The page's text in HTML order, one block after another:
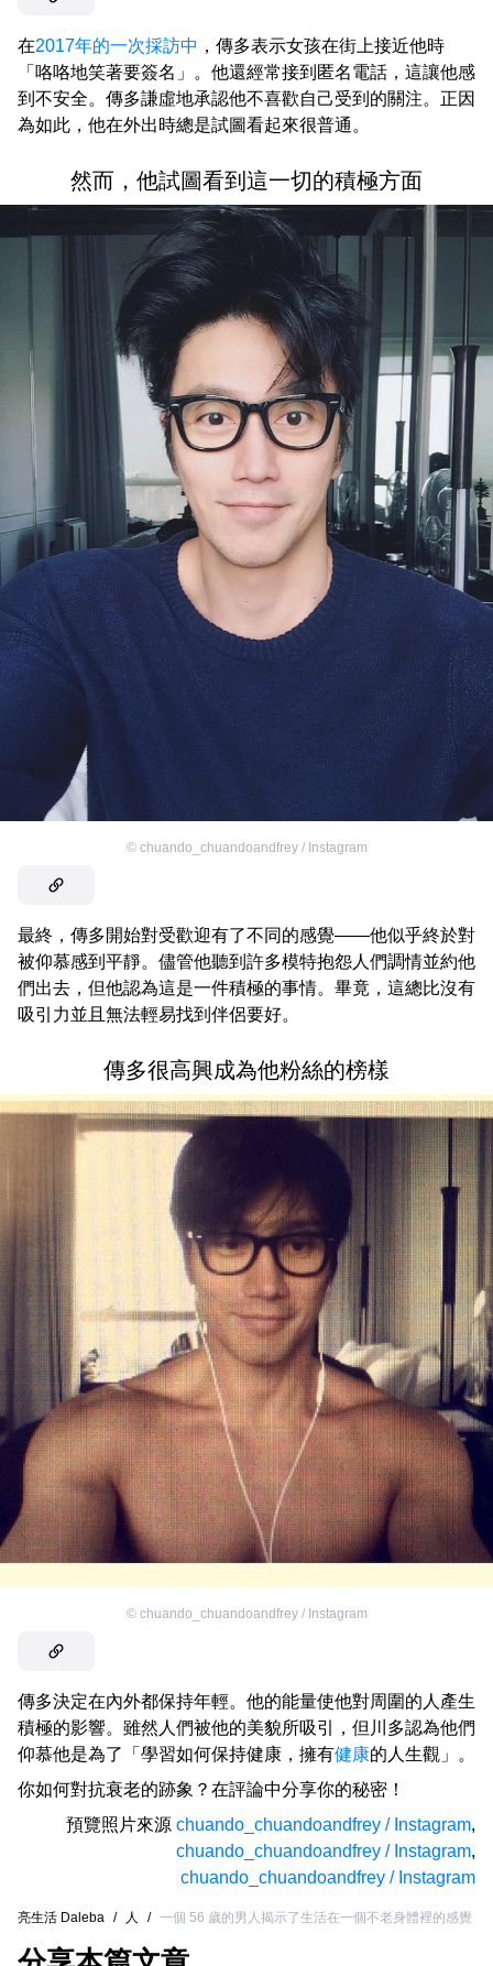
在2017年的一次採訪中 ，傳多表示女孩在街上接近他時
「咯咯地笑著要簽名」。他還經常接到匿名電話，這讓他感
到不安全。傳多謙虛地承認他不喜歡自己受到的關注。正因
為如此，他在外出時總是試圖看起來很普通。
然而，他試圖看到這一切的積極方面
© chuando_chuandoandfrey / Instagram
最終，傳多開始對受歡迎有了不同的感覺——他似乎終於對
被仰慕感到平靜。儘管他聽到許多模特抱怨人們調情並約他
們出去，但他認為這是一件積極的事情。畢竟，這總比沒有
吸引力並且無法輕易找到伴侶要好。
傳多很高興成為他粉絲的榜樣
© chuando_chuandoandfrey / Instagram
傳多決定在內外都保持年輕。他的能量使他對周圍的人產生
積極的影響。雖然人們被他的美貌所吸引，但川多認為他們
仰慕他是為了「學習如何保持健康，擁有健康的人生觀」。
你如何對抗衰老的跡象？在評論中分享你的秘密！
預覽照片來源 chuando_chuandoandfrey / Instagram,
chuando_chuandoandfrey / Instagram,
chuando_chuandoandfrey / Instagram
亮生活 Daleba / 人 / 一個 56 歲的男人揭示了生活在一個不老身體裡的感覺